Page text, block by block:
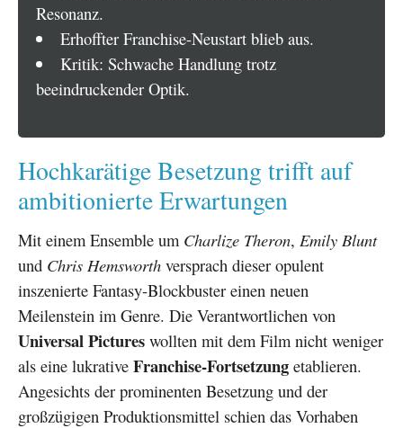
Resonanz.
Erhoffter Franchise-Neustart blieb aus.
Kritik: Schwache Handlung trotz
beeindruckender Optik.
Hochkarätige Besetzung trifft auf
ambitionierte Erwartungen
Mit einem Ensemble um Charlize Theron, Emily Blunt
und Chris Hemsworth versprach dieser opulent
inszenierte Fantasy-Blockbuster einen neuen
Meilenstein im Genre. Die Verantwortlichen von
Universal Pictures wollten mit dem Film nicht weniger
als eine lukrative Franchise-Fortsetzung etablieren.
Angesichts der prominenten Besetzung und der
großzügigen Produktionsmittel schien das Vorhaben